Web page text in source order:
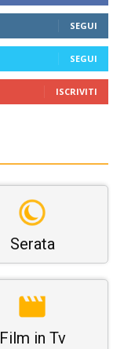
SEGUI
SEGUI
ISCRIVITI
Serata
Film in Tv